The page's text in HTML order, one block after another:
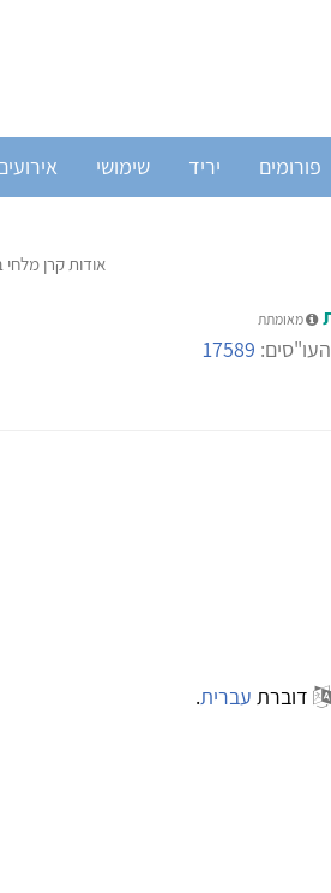
פורומים יריד שימושי
מאומתת
17589
אודות קרן
דוברת עברית.